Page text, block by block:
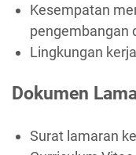
Kesempatan
pengembangan
Lingkungan
Dokumen
Surat lamaran